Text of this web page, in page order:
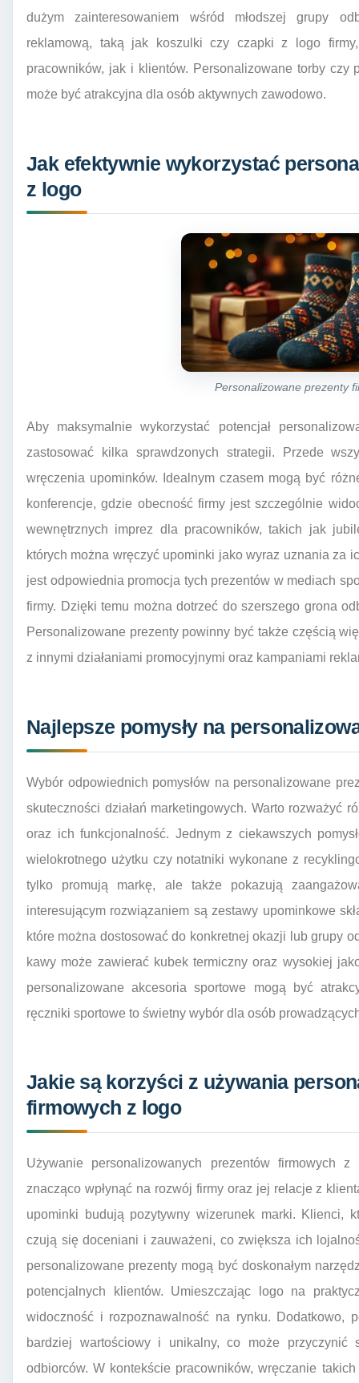
dużym zainteresowaniem wśród młodszej grupy
reklamową, taką jak koszulki czy czapki z logo
pracowników, jak i klientów. Personalizowane torby czy
może być atrakcyjna dla osób aktywnych zawodowo.
Jak efektywnie wykorzystać
z logo
Personalizowane prezenty
Aby maksymalnie wykorzystać potencjał
zastosować kilka sprawdzonych strategii. Przede
wręczenia upominków. Idealnym czasem mogą być
konferencje, gdzie obecność firmy jest szczególnie
wewnętrznych imprez dla pracowników, takich jak
których można wręczyć upominki jako wyraz uznania za
jest odpowiednia promocja tych prezentów w mediach
firmy. Dzięki temu można dotrzeć do szerszego grona
Personalizowane prezenty powinny być także częścią
z innymi działaniami promocyjnymi oraz kampaniami
Najlepsze pomysły na
Wybór odpowiednich pomysłów na personalizowane
skuteczności działań marketingowych. Warto rozważyć
oraz ich funkcjonalność. Jednym z ciekawszych
wielokrotnego użytku czy notatniki wykonane z
tylko promują markę, ale także pokazują
interesującym rozwiązaniem są zestawy upominkowe
które można dostosować do konkretnej okazji lub grupy
kawy może zawierać kubek termiczny oraz wysokiej
personalizowane akcesoria sportowe mogą być
ręczniki sportowe to świetny wybór dla osób
Jakie są korzyści z używania
firmowych z logo
Używanie personalizowanych prezentów firmowych
znacząco wpłynąć na rozwój firmy oraz jej relacje z
upominki budują pozytywny wizerunek marki. Klienci,
czują się doceniani i zauważeni, co zwiększa ich
personalizowane prezenty mogą być doskonałym
potencjalnych klientów. Umieszczając logo na
widoczność i rozpoznawalność na rynku. Dodatkowo,
bardziej wartościowy i unikalny, co może
odbiorców. W kontekście pracowników, wręczanie